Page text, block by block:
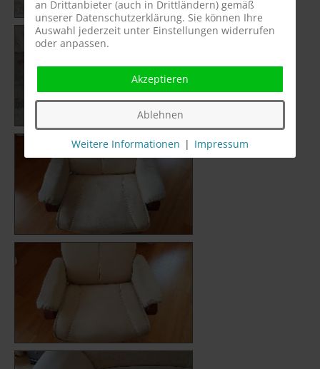
an Drittanbieter (auch in Drittländern) gemäß
unserer Datenschutzerklärung. Sie können Ihre
Auswahl jederzeit unter Einstellungen widerrufen
oder anpassen.
Akzeptieren
Ablehnen
Weitere Informationen | Impressum